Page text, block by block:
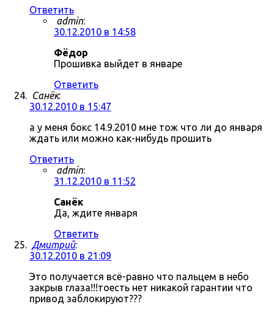
Ответить
admin:
30.12.2010 в 14:58
Фёдор
Прошивка выйдет в январе
Ответить
Санёк:
30.12.2010 в 15:47
а у меня бокс 14.9.2010 мне тож что ли до января
ждать или можно как-нибудь прошить
Ответить
admin:
31.12.2010 в 11:52
Санёк
Да, ждите января
Ответить
Дмитрий:
30.12.2010 в 21:09
Это получается всё-равно что пальцем в небо
закрыв глаза!!!тоесть нет никакой гарантии что
привод заблокируют???